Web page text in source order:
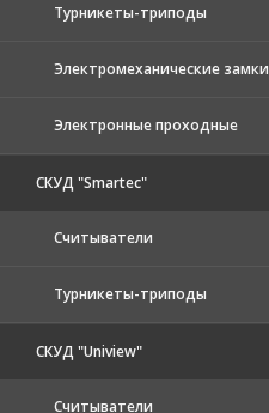
Турникеты-триподы
Электромеханические замки
Электронные проходные
СКУД "Smartec"
Считыватели
Турникеты-триподы
СКУД "Uniview"
Считыватели